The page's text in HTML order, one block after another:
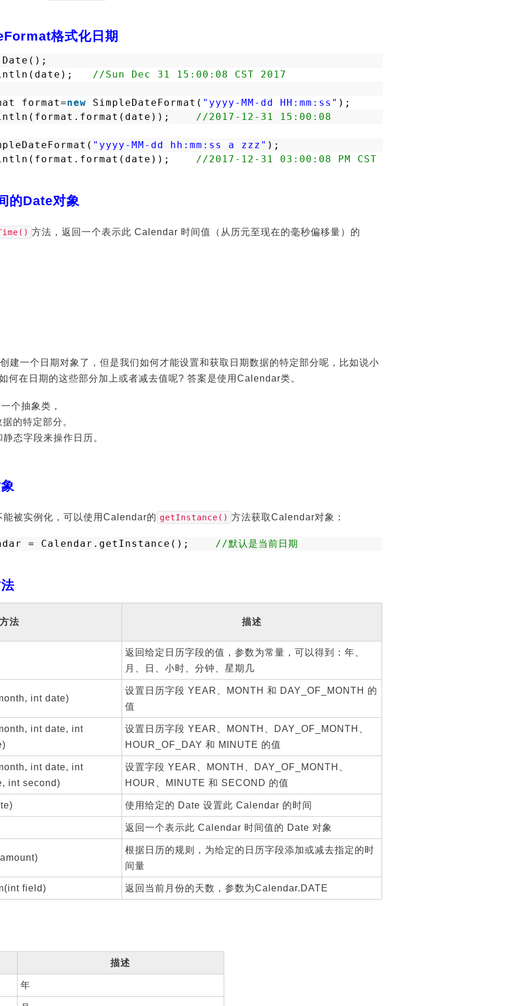
格式化日期
Date();
//Sun Dec 31 15:00:08 CST 2017
format=new SimpleDateFormat( "yyyy-MM-dd HH:mm:ss" );
//2017-12-31 15:00:08
"yyyy-MM-dd hh:mm:ss a zzz" );
//2017-12-31 03:00:08 PM CST
的Date对象
方法，返回一个表示此 Calendar 时间值（从历元至现在的毫秒偏移量）的
建一个日期对象了，但是我们如何才能设置和获取日期数据的特定部分呢，比如说小
何在日期的这些部分加上或者减去值呢? 答案是使用Calendar类。
个抽象类，
的特定部分。
态字段来操作日历。
被实例化，可以使用Calendar的 getInstance() 方法获取Calendar对象：
= Calendar.getInstance(); //默认是当前日期
法 描述
返回给定日历字段的值，参数为常量，可以得到：年、
月、日、小时、分钟、星期几
int date)
设置日历字段 YEAR、MONTH 和 DAY_OF_MONTH 的
值
int date, int
设置日历字段 YEAR、MONTH、DAY_OF_MONTH、
HOUR_OF_DAY 和 MINUTE 的值
int date, int
int second)
设置字段 YEAR、MONTH、DAY_OF_MONTH、
HOUR、MINUTE 和 SECOND 的值
使用给定的 Date 设置此 Calendar 的时间
返回一个表示此 Calendar 时间值的 Date 对象
根据日历的规则，为给定的日历字段添加或减去指定的时
间量
field) 返回当前月份的天数，参数为Calendar.DATE
描述
年